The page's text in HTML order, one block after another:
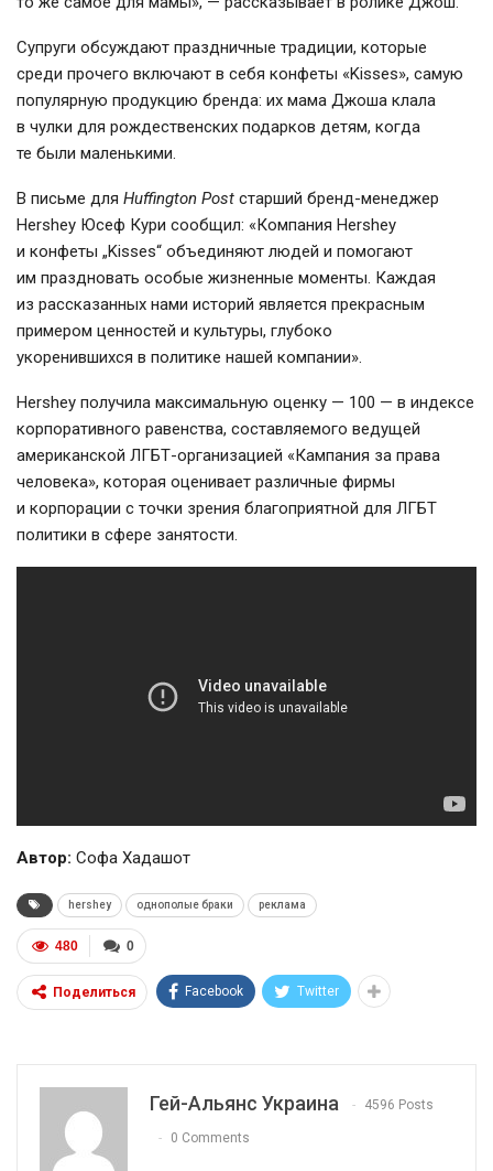
Супруги обсуждают праздничные традиции, которые
среди прочего включают в себя конфеты «Kisses», самую
популярную продукцию бренда: их мама Джоша клала
в чулки для рождественских подарков детям, когда
те были маленькими.
В письме для Huffington Post старший бренд-менеджер
Hershey Юсеф Кури сообщил: «Компания Hershey
и конфеты „Kisses“ объединяют людей и помогают
им праздновать особые жизненные моменты. Каждая
из рассказанных нами историй является прекрасным
примером ценностей и культуры, глубоко
укоренившихся в политике нашей компании».
Hershey получила максимальную оценку — 100 — в индексе
корпоративного равенства, составляемого ведущей
американской ЛГБТ-организацией «Кампания за права
человека», которая оценивает различные фирмы
и корпорации с точки зрения благоприятной для ЛГБТ
политики в сфере занятости.
Автор: Софа Хадашот
hershey однополые браки реклама
0
480
Поделиться Facebook Twitter
Гей-Альянс Украина 4596 Posts
0 Comments